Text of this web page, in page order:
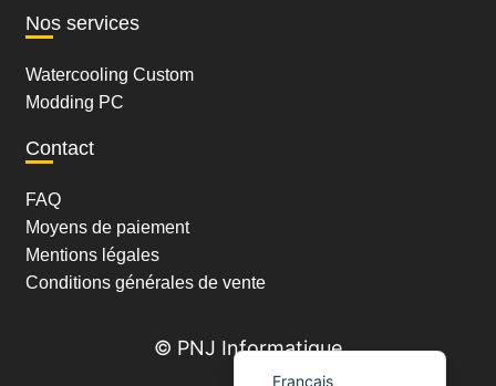
Nos services
Watercooling Custom
Modding PC
Contact
FAQ
Moyens de paiement
Mentions légales
Conditions générales de vente
© PNJ Informatique
Français
Nederlands (België)